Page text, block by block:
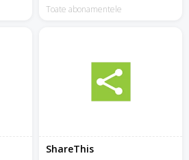
Toate abonamentele
ShareThis